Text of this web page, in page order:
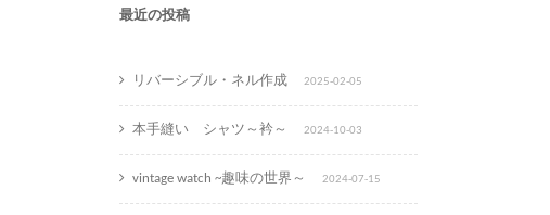
最近の投稿
リバーシブル・ネル作成 2025-02-05
本手縫い シャツ～衿～ 2024-10-03
vintage watch ~趣味の世界～ 2024-07-15